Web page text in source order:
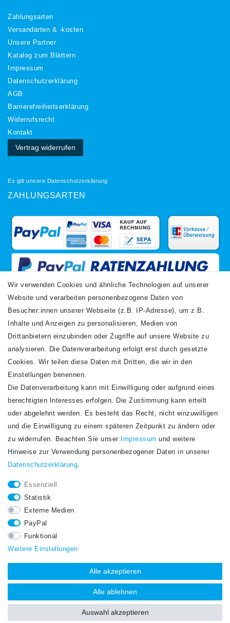
Zahlungsarten
Versandarten & -kosten
Unsere Partner
Katalog zum Blättern
Impressum
Daten­schutz­erklärung
AGB
Barrierefreiheitserklärung
Widerrufs­recht
Kontakt
Vertrag widerrufen
Es gilt unsere Datenschutzerklärung
ZAHLUNGSARTEN
VERSANDARTEN
Newsletter
Honig
Hiermit bestätige ich, dass ich dieDaten­schutz­erklärunggelesen habe. Meine
STAY CONNECTED.
Wir verwenden Cookies und ähnliche Technologien auf unserer
Website und verarbeiten personenbezogene Daten von
Besucher:innen unserer Webseite (z.B. IP-Adresse), um z.B.
Inhalte und Anzeigen zu personalisieren, Medien von
Drittanbietern einzubinden oder Zugriffe auf unsere Website zu
analysieren. Die Datenverarbeitung erfolgt erst durch gesetzte
Cookies. Wir teilen diese Daten mit Dritten, die wir in den
Einstellungen benennen.
Die Datenverarbeitung kann mit Einwilligung oder aufgrund eines
berechtigten Interesses erfolgen. Die Zustimmung kann erteilt
oder abgelehnt werden. Es besteht das Recht, nicht einzuwilligen
und die Einwilligung zu einem späteren Zeitpunkt zu ändern oder
zu widerrufen. Beachten Sie unser
Impressum und weitere
Hinweise zur Verwendung personenbezogener Daten in unserer
Daten­schutz­erklärung.
Essenziell
Statistik
Externe Medien
PayPal
Funktional
Weitere Einstellungen
Alle akzeptieren
Alle ablehnen
Auswahl akzeptieren